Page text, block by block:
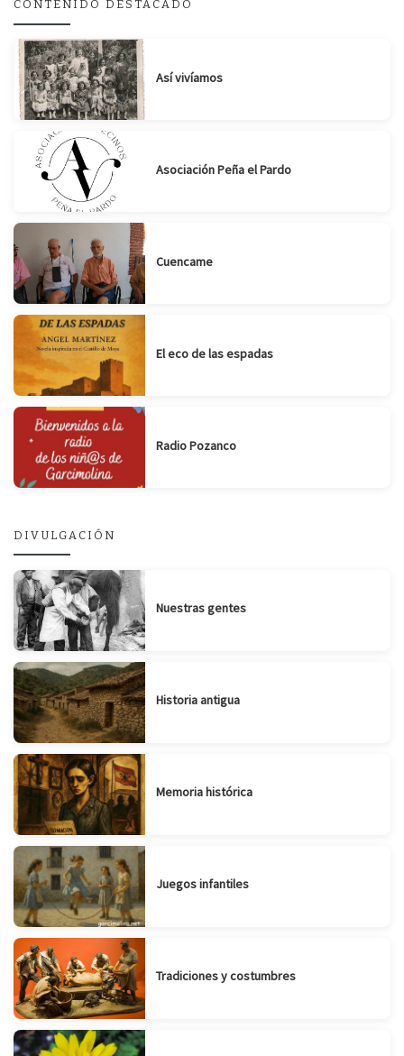
CONTENIDO DESTACADO
Así vivíamos
Asociación Peña el Pardo
Cuencame
El eco de las espadas
Radio Pozanco
DIVULGACIÓN
Nuestras gentes
Historia antigua
Memoria histórica
Juegos infantiles
Tradiciones y costumbres